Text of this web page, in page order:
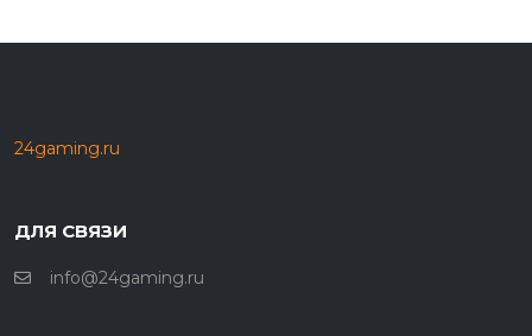
24gaming.ru
ДЛЯ СВЯЗИ
info@24gaming.ru